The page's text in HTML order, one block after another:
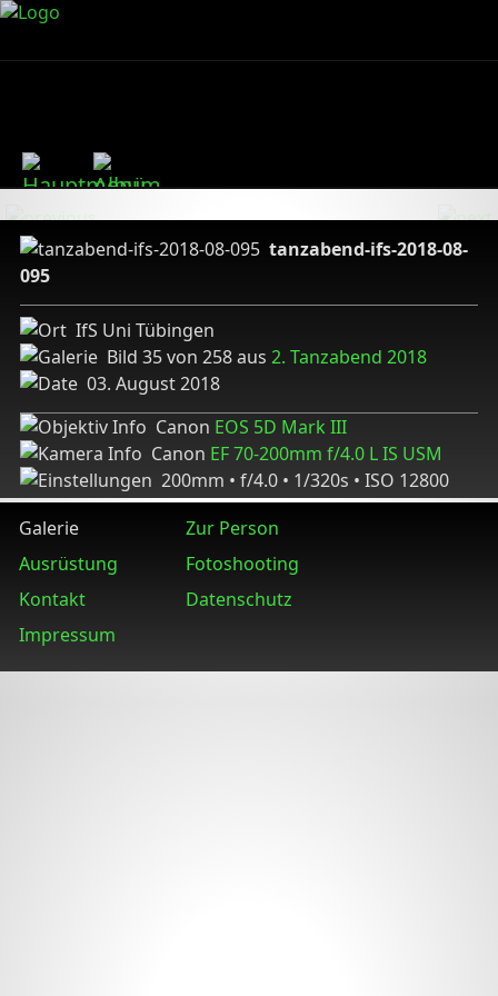
tanzabend-ifs-2018-08-
095
IfS Uni Tübingen
Bild 35 von 258 aus 2. Tanzabend 2018
03. August 2018
Canon EOS 5D Mark III
Canon EF 70-200mm f/4.0 L IS USM
200mm • f/4.0 • 1/320s • ISO 12800
Galerie
Zur Person
Ausrüstung
Fotoshooting
Kontakt
Datenschutz
Impressum